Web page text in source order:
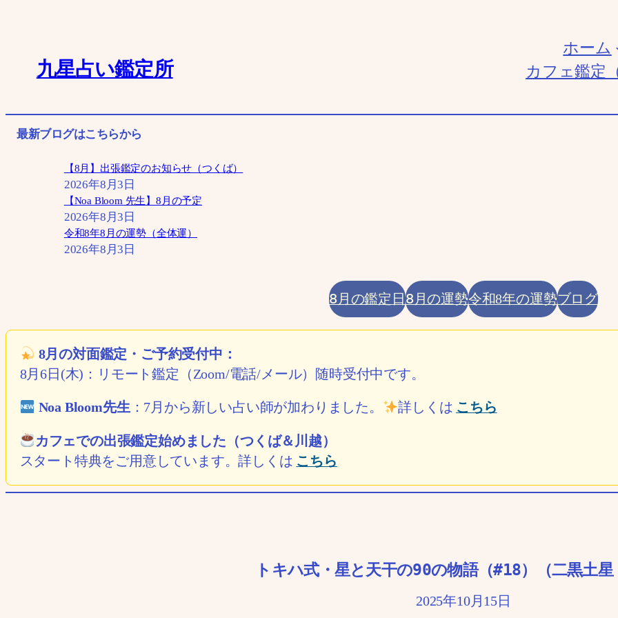
ッ
プ
九星占い鑑定所
ホーム
カフェ鑑定
最新ブログはこちらから
【8月】出張鑑定のお知らせ（つくば）
2026年8月3日
【Noa Bloom 先生】8月の予定
2026年8月3日
令和8年8月の運勢（全体運）
2026年8月3日
8月の鑑定日8月の運勢令和8年の運勢ブログ
8月の対面鑑定・ご予約受付中：
8月6日(木)：リモート鑑定（Zoom/電話/メール）随時受付中です。
Noa Bloom先生：7月から新しい占い師が加わりました。 詳しくは こちら
カフェでの出張鑑定始めました（つくば＆川越）
スタート特典をご用意しています。詳しくは こちら
トキハ式・星と天干の90の物語（#18）（二黒土
2025年10月15日